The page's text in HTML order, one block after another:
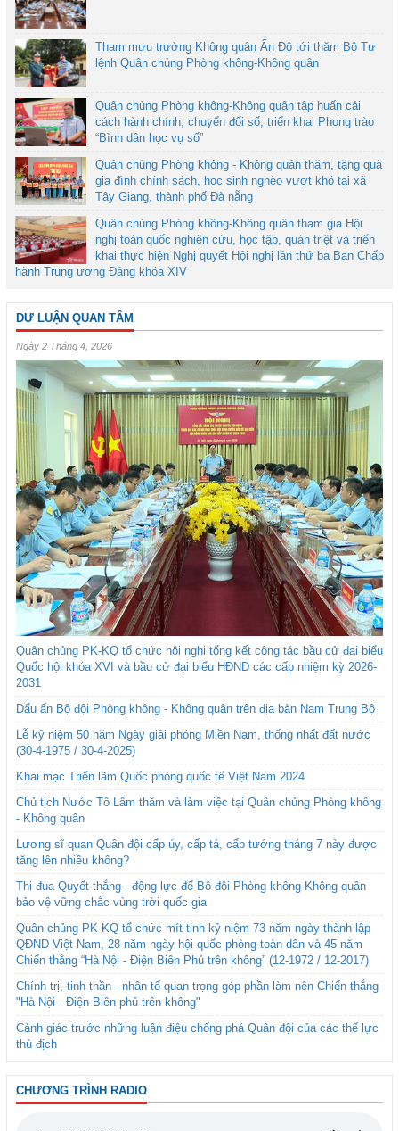
Tham mưu trưởng Không quân Ấn Độ tới thăm Bộ Tư
lệnh Quân chủng Phòng không-Không quân
Quân chủng Phòng không-Không quân tập huấn cải
cách hành chính, chuyển đổi số, triển khai Phong trào
“Bình dân học vụ số”
Quân chủng Phòng không - Không quân thăm, tặng quà
gia đình chính sách, học sinh nghèo vượt khó tại xã
Tây Giang, thành phố Đà nẵng
Quân chủng Phòng không-Không quân tham gia Hội
nghị toàn quốc nghiên cứu, học tập, quán triệt và triển
khai thực hiện Nghị quyết Hội nghị lần thứ ba Ban Chấp
hành Trung ương Đảng khóa XIV
DƯ LUẬN QUAN TÂM
Ngày 2 Tháng 4, 2026
Quân chủng PK-KQ tổ chức hội nghị tổng kết công tác bầu cử đại biểu
Quốc hội khóa XVI và bầu cử đại biểu HĐND các cấp nhiệm kỳ 2026-
2031
Dấu ấn Bộ đội Phòng không - Không quân trên địa bàn Nam Trung Bộ
Lễ kỷ niệm 50 năm Ngày giải phóng Miền Nam, thống nhất đất nước
(30-4-1975 / 30-4-2025)
Khai mạc Triển lãm Quốc phòng quốc tế Việt Nam 2024
Chủ tịch Nước Tô Lâm thăm và làm việc tại Quân chủng Phòng không
- Không quân
Lương sĩ quan Quân đội cấp úy, cấp tá, cấp tướng tháng 7 này được
tăng lên nhiều không?
Thi đua Quyết thắng - động lực để Bộ đội Phòng không-Không quân
bảo vệ vững chắc vùng trời quốc gia
Quân chủng PK-KQ tổ chức mít tinh kỷ niệm 73 năm ngày thành lập
QĐND Việt Nam, 28 năm ngày hội quốc phòng toàn dân và 45 năm
Chiến thắng “Hà Nội - Điện Biên Phủ trên không” (12-1972 / 12-2017)
Chính trị, tinh thần - nhân tố quan trọng góp phần làm nên Chiến thắng
"Hà Nội - Điện Biên phủ trên không"
Cảnh giác trước những luận điệu chống phá Quân đội của các thế lực
thù địch
CHƯƠNG TRÌNH RADIO